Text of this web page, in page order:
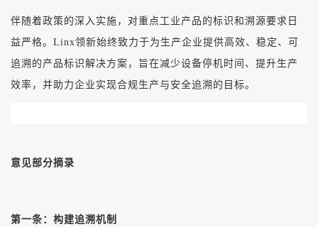
伴随着政策的深入实施，对重点工业产品的标识和溯源要求日
益严格。Linx领新始终致力于为生产企业提供高效、稳定、可
追溯的产品标识解决方案，旨在减少设备停机时间、提升生产
效率，并助力企业实现合规生产与安全追溯的目标。
意见部分摘录
第一条：构建追溯机制